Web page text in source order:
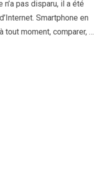
n’a pas disparu, il a été
Smartphone en
tout moment, comparer, …